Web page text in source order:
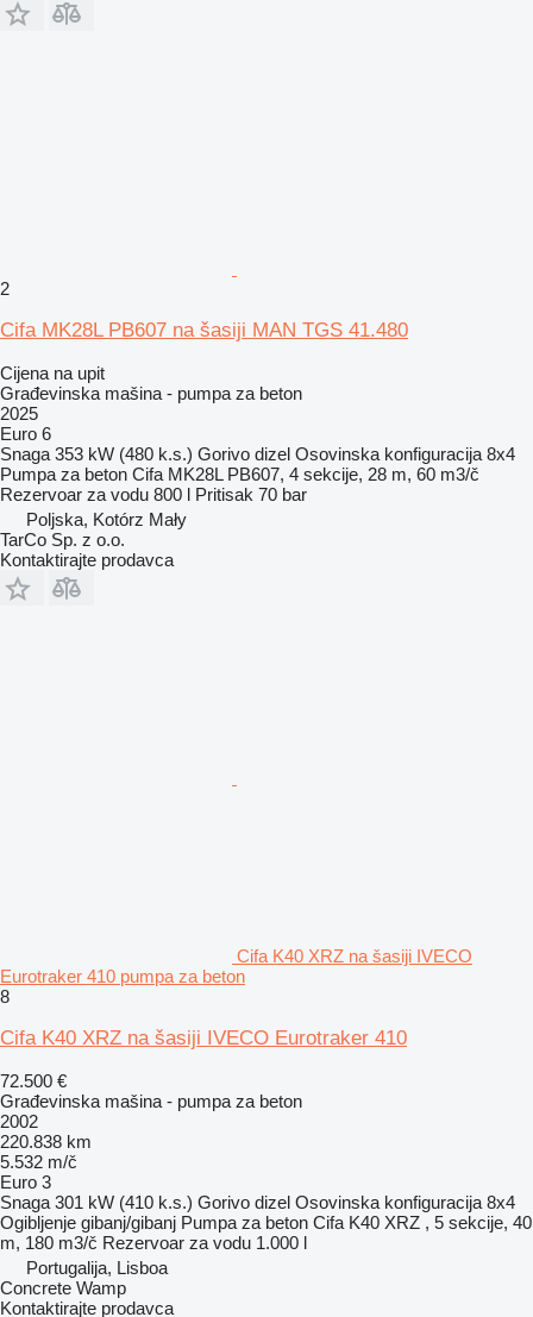
2
Cifa MK28L PB607 na šasiji MAN TGS 41.480
Cijena na upit
Građevinska mašina - pumpa za beton
2025
Euro 6
Snaga 353 kW (480 k.s.) Gorivo dizel Osovinska konfiguracija 8x4
Pumpa za beton Cifa MK28L PB607, 4 sekcije, 28 m, 60 m3/č
Rezervoar za vodu 800 l Pritisak 70 bar
Poljska, Kotórz Mały
TarCo Sp. z o.o.
Kontaktirajte prodavca
Cifa K40 XRZ na šasiji IVECO
Eurotraker 410 pumpa za beton
8
Cifa K40 XRZ na šasiji IVECO Eurotraker 410
72.500 €
Građevinska mašina - pumpa za beton
2002
220.838 km
5.532 m/č
Euro 3
Snaga 301 kW (410 k.s.) Gorivo dizel Osovinska konfiguracija 8x4
Ogibljenje gibanj/gibanj Pumpa za beton Cifa K40 XRZ , 5 sekcije, 40
m, 180 m3/č Rezervoar za vodu 1.000 l
Portugalija, Lisboa
Concrete Wamp
Kontaktirajte prodavca